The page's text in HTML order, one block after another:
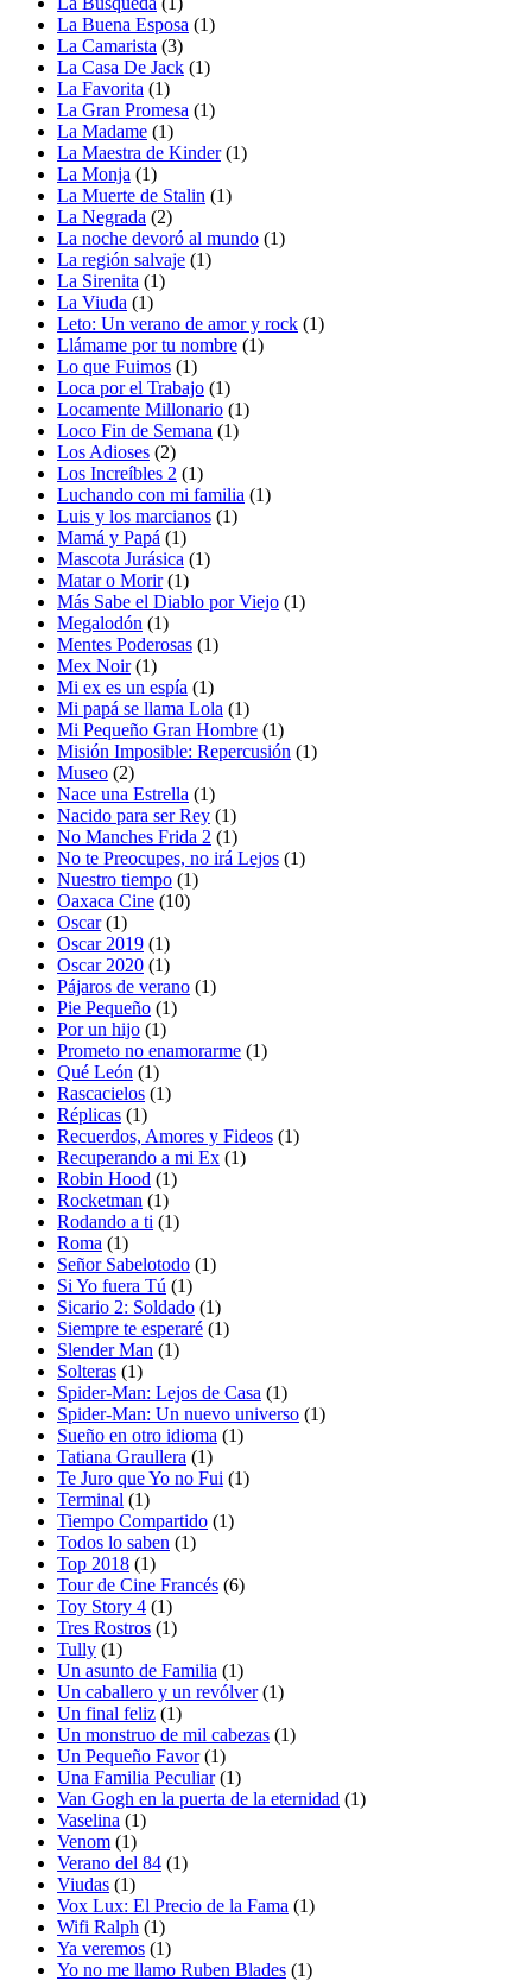
La Buena Esposa (1)
La Camarista (3)
La Casa De Jack (1)
La Favorita (1)
La Gran Promesa (1)
La Madame (1)
La Maestra de Kinder(1)
La Monja (1)
La Muerte de Stalin (1)
La Negrada (2)
La noche devoró al mundo (1)
La región salvaje (1)
La Sirenita (1)
La Viuda (1)
Leto: Un verano de amor y rock (1)
Llámame por tu nombre (1)
Lo que Fuimos (1)
Loca por el Trabajo (1)
Locamente Millonario (1)
Loco Fin de Semana (1)
Los Adioses (2)
Los Increíbles 2 (1)
Luchando con mi familia (1)
Luis y los marcianos (1)
Mamá y Papá (1)
Mascota Jurásica (1)
Matar o Morir(1)
Más Sabe el Diablo por Viejo (1)
Megalodón (1)
Mentes Poderosas (1)
Mex Noir(1)
Mi ex es un espía (1)
Mi papá se llama Lola (1)
Mi Pequeño Gran Hombre (1)
Misión Imposible: Repercusión (1)
Museo (2)
Nace una Estrella (1)
Nacido para ser Rey (1)
No Manches Frida 2 (1)
No te Preocupes, no irá Lejos (1)
Nuestro tiempo (1)
Oaxaca Cine (10)
Oscar(1)
Oscar 2019 (1)
Oscar 2020 (1)
Pájaros de verano (1)
Pie Pequeño (1)
Por un hijo (1)
Prometo no enamorarme (1)
Qué León (1)
Rascacielos (1)
Réplicas (1)
Recuerdos, Amores y Fideos (1)
Recuperando a mi Ex (1)
Robin Hood (1)
Rocketman (1)
Rodando a ti (1)
Roma (1)
Señor Sabelotodo (1)
Si Yo fuera Tú (1)
Sicario 2: Soldado (1)
Siempre te esperaré (1)
Slender Man (1)
Solteras (1)
Spider-Man: Lejos de Casa (1)
Spider-Man: Un nuevo universo (1)
Sueño en otro idioma (1)
Tatiana Graullera (1)
Te Juro que Yo no Fui (1)
Terminal (1)
Tiempo Compartido (1)
Todos lo saben (1)
Top 2018 (1)
Tour de Cine Francés (6)
Toy Story 4 (1)
Tres Rostros (1)
Tully (1)
Un asunto de Familia (1)
Un caballero y un revólver(1)
Un final feliz (1)
Un monstruo de mil cabezas (1)
Un Pequeño Favor(1)
Una Familia Peculiar(1)
Van Gogh en la puerta de la eternidad (1)
Vaselina (1)
Venom (1)
Verano del 84 (1)
Viudas (1)
Vox Lux: El Precio de la Fama (1)
Wifi Ralph (1)
Ya veremos (1)
Yo no me llamo Ruben Blades (1)